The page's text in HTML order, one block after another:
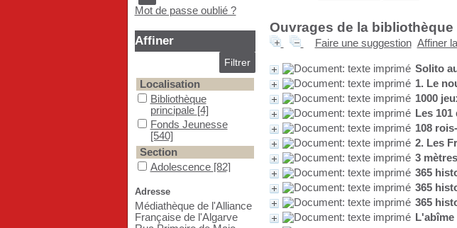
Ouvrages de la
Faire une suggestion Affiner
Solito
1. Le
1000
Les
108
2. Les
3
365
365
365
L'abîme
Mot de passe oublié ?
Affiner
Localisation
Bibliothèque principale
Bibliothèque
principale [4]
Fonds Jeunesse
Fonds Jeunesse
[540]
Section
Adolescence
Adolescence [82]
indéterminé
indéterminé
Jeunesse
Jeunesse[174]
Adresse
Médiathèque de l'Alliance
Française de l'Algarve